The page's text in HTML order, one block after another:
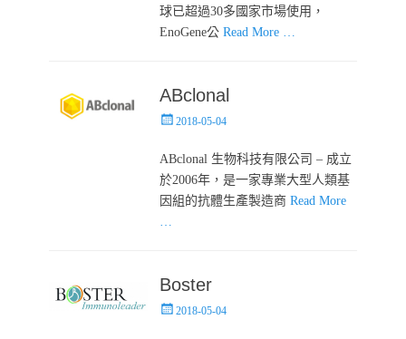
球已超過30多國家市場使用，
EnoGene公Read More …
ABclonal
Posted2018-05-04
ABclonal 生物科技有限公司 – 成立
於2006年，是一家專業大型人類基
因組的抗體生產製造商Read More
Boster
Posted2018-05-04